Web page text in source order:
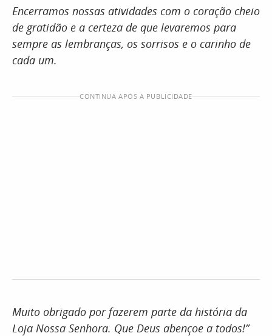
Encerramos nossas atividades com o coração cheio
de gratidão e a certeza de que levaremos para
sempre as lembranças, os sorrisos e o carinho de
cada um.
CONTINUA APÓS A PUBLICIDADE
Muito obrigado por fazerem parte da história da
Loja Nossa Senhora. Que Deus abençoe a todos!”